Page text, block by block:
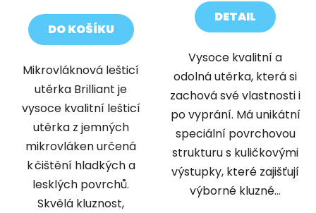
z
5
hvězdiček.
DO KOŠÍKU
Mikrovláknová lešticí
utěrka Brilliant je
vysoce kvalitní lešticí
utěrka z jemných
mikrovláken určená
k čištění hladkých a
lesklých povrchů.
Skvělá kluznost,
DETAIL
Vysoce kvalitní a
odolná utěrka, která si
zachová své vlastnosti i
po vyprání. Má unikátní
speciální povrchovou
strukturu s kuličkovými
výstupky, které zajišťují
výborné kluzné...